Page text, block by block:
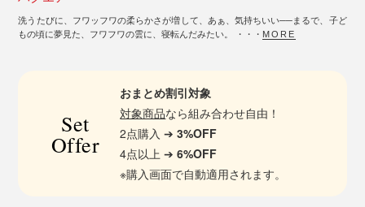
洗うたびに、フワッフワの柔らかさが増して、あぁ、気持ちいい──まるで、子ど
もの頃に夢見た、フワフワの雲に、寝転んだみたい。 ・・・ MORE
Set
Offer
おまとめ割引対象
対象商品なら組み合わせ自由！
2点購入 ➔3%OFF
4点以上 ➔6%OFF
※購入画面で自動適用されます。